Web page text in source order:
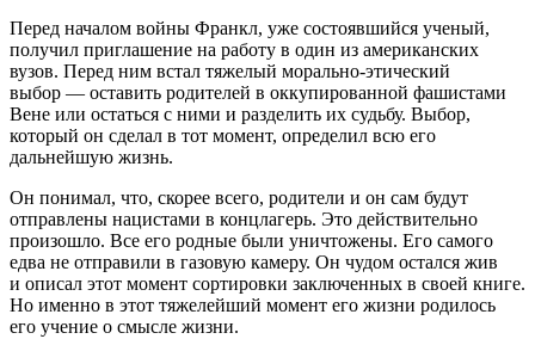
Перед началом войны Франкл, уже состоявшийся ученый,
получил приглашение на работу в один из американских
вузов. Перед ним встал тяжелый морально-этический
выбор — оставить родителей в оккупированной фашистами
Вене или остаться с ними и разделить их судьбу. Выбор,
который он сделал в тот момент, определил всю его
дальнейшую жизнь.
Он понимал, что, скорее всего, родители и он сам будут
отправлены нацистами в концлагерь. Это действительно
произошло. Все его родные были уничтожены. Его самого
едва не отправили в газовую камеру. Он чудом остался жив
и описал этот момент сортировки заключенных в своей книге.
Но именно в этот тяжелейший момент его жизни родилось
его учение о смысле жизни.